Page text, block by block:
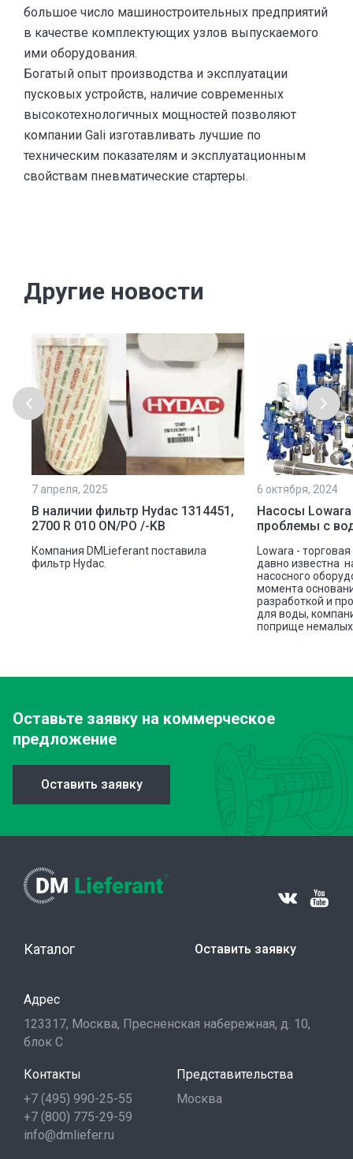
большое число машиностроительных предприятий
в качестве комплектующих узлов выпускаемого
ими оборудования.
Богатый опыт производства и эксплуатации
пусковых устройств, наличие современных
высокотехнологичных мощностей позволяют
компании Gali изготавливать лучшие по
техническим показателям и эксплуатационным
свойствам пневматические стартеры.
Другие новости
7 апреля, 2025
В наличии фильтр Hydac 1314451,
2700 R 010 ON/PO /-KB
Компания DMLieferant поставила
фильтр Hydac.
6 октября, 2024
Насосы
проблемы с
Lowara -
давно известна
насосного
момента
разработкой и
для воды,
поприще немалых
Оставьте заявку на коммерческое
предложение
Оставить заявку
Каталог Оставить заявку
Адрес
123317, Москва, Пресненская набережная, д. 10,
блок С
Контакты
+7 (495) 990-25-55
+7 (800) 775-29-59
info@dmliefer.ru
Представительства
Москва